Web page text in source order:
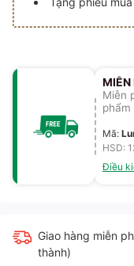
MIỄN
Miễn
phẩm
Mã:
HSD:
Điều
Giao hàng miễn
thành)